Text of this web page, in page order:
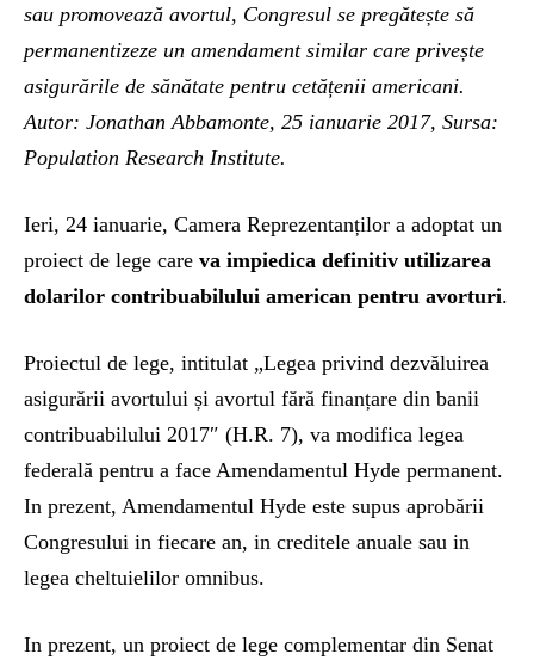
sau promovează avortul, Congresul se pregătește să
permanentizeze un amendament similar care privește
asigurările de sănătate pentru cetățenii americani.
Autor: Jonathan Abbamonte, 25 ianuarie 2017, Sursa:
Population Research Institute.
Ieri, 24 ianuarie, Camera Reprezentanților a adoptat un
proiect de lege care va impiedica definitiv utilizarea
dolarilor contribuabilului american pentru avorturi.
Proiectul de lege, intitulat „Legea privind dezvăluirea
asigurării avortului și avortul fără finanțare din banii
contribuabilului 2017″ (H.R. 7), va modifica legea
federală pentru a face Amendamentul Hyde permanent.
In prezent, Amendamentul Hyde este supus aprobării
Congresului in fiecare an, in creditele anuale sau in
legea cheltuielilor omnibus.
In prezent, un proiect de lege complementar din Senat